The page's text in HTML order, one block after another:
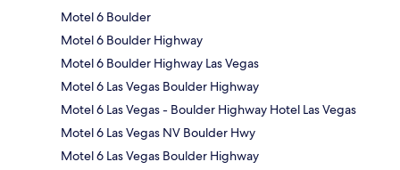
Motel 6 Boulder
Motel 6 Boulder Highway
Motel 6 Boulder Highway Las Vegas
Motel 6 Las Vegas Boulder Highway
Motel 6 Las Vegas - Boulder Highway Hotel Las Vegas
Motel 6 Las Vegas NV Boulder Hwy
Motel 6 Las Vegas Boulder Highway